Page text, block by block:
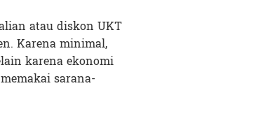
atau diskon UKT
Karena minimal,
karena ekonomi
sarana-